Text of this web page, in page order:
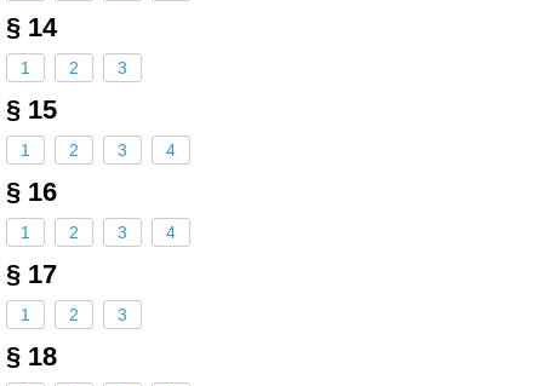
§ 14
1 2 3
§ 15
1 2 3 4
§ 16
1 2 3 4
§ 17
1 2 3
§ 18